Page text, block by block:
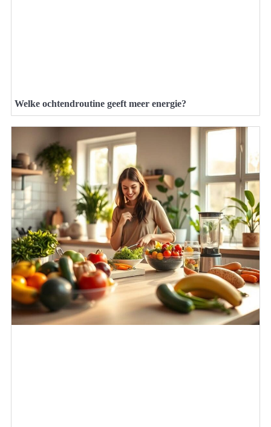
Welke ochtendroutine geeft meer energie?